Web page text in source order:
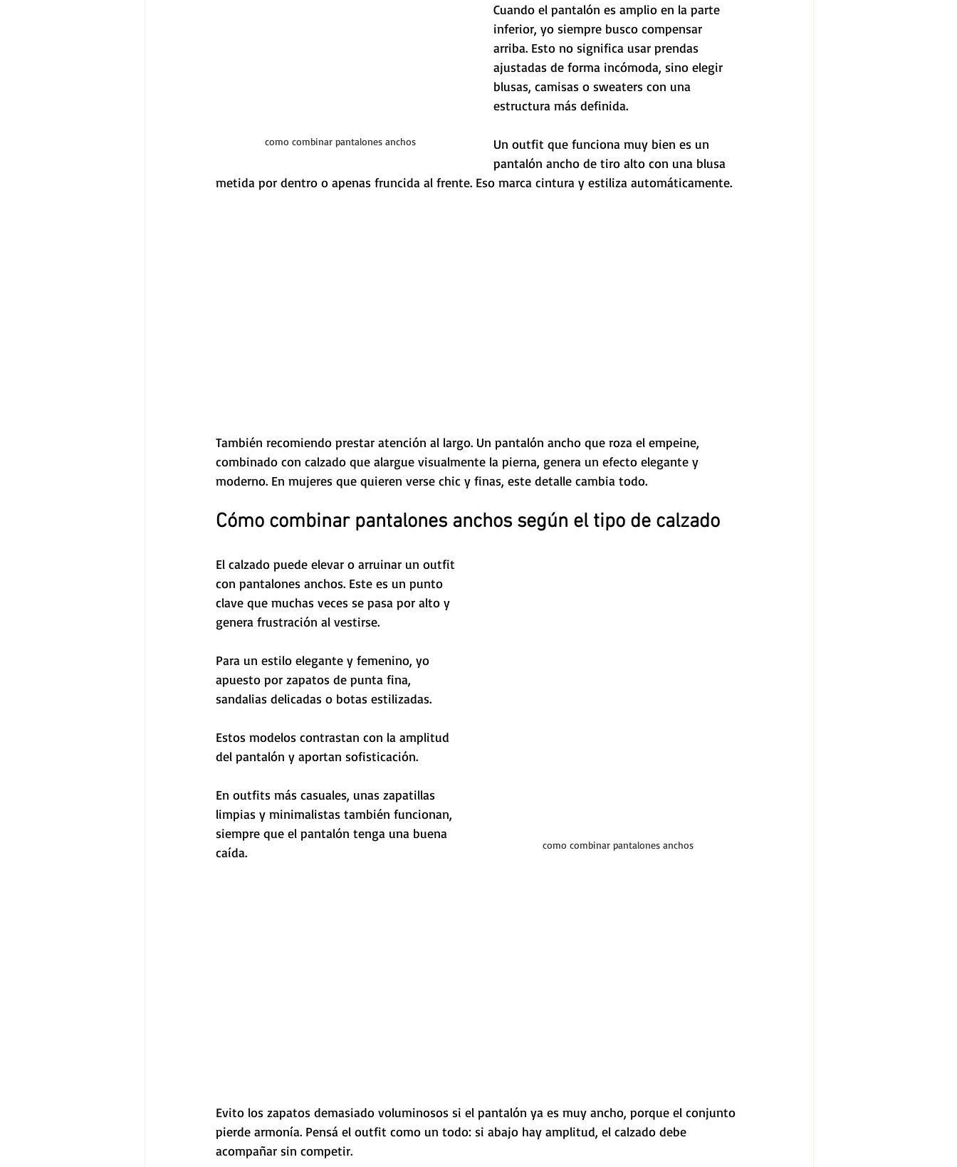
como combinar pantalones anchos
Cuando el pantalón es amplio en la parte
inferior, yo siempre busco compensar
arriba. Esto no significa usar prendas
ajustadas de forma incómoda, sino elegir
blusas, camisas o sweaters con una
estructura más definida.
Un outfit que funciona muy bien es un
pantalón ancho de tiro alto con una blusa
metida por dentro o apenas fruncida al frente. Eso marca cintura y estiliza automáticamente.
También recomiendo prestar atención al largo. Un pantalón ancho que roza el empeine,
combinado con calzado que alargue visualmente la pierna, genera un efecto elegante y
moderno. En mujeres que quieren verse chic y finas, este detalle cambia todo.
Cómo combinar pantalones anchos según el tipo de calzado
como combinar pantalones anchos
El calzado puede elevar o arruinar un outfit
con pantalones anchos. Este es un punto
clave que muchas veces se pasa por alto y
genera frustración al vestirse.
Para un estilo elegante y femenino, yo
apuesto por zapatos de punta fina,
sandalias delicadas o botas estilizadas.
Estos modelos contrastan con la amplitud
del pantalón y aportan sofisticación.
En outfits más casuales, unas zapatillas
limpias y minimalistas también funcionan,
siempre que el pantalón tenga una buena
caída.
Evito los zapatos demasiado voluminosos si el pantalón ya es muy ancho, porque el conjunto
pierde armonía. Pensá el outfit como un todo: si abajo hay amplitud, el calzado debe
acompañar sin competir.